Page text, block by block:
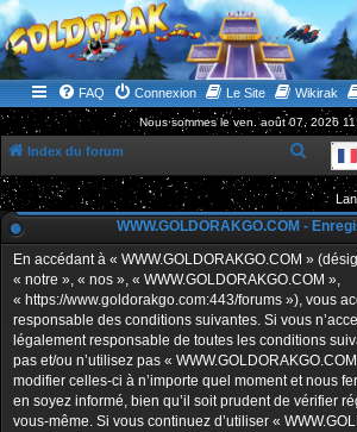
WWW.GOLDORAKGO.COM
le site de la Lune Rouge
FAQ Connexion Le Site Wikirak
Nous sommes le ven. août 07, 2026
Index du forum
e
c
h
e
c
h
e
r
WWW.GOLDORAKGO.COM -
En accédant à « WWW.GOLDORAKGO.COM »
« notre », « nos », « WWW.GOLDORAKGO.COM »,
« https://www.goldorakgo.com:443/forums »), vous
responsable des conditions suivantes. Si vous
légalement responsable de toutes les conditions
pas et/ou n’utilisez pas «
modifier celles-ci à n’importe quel moment et nous
en soyez informé, bien qu’il soit prudent de vérifier
vous-même. Si vous continuez d’utiliser «